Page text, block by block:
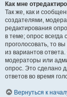
Как мне
Так же, как и
создателями,
редактирования
в теме; опрос всегда
проголосовать, то
из вариантов
модераторы или
опрос. Это сделано
ответов во время
Вернуться к